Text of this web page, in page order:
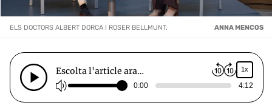
ELS DOCTORS ALBERT DORCA I ROSER BELLMUNT. ANNA MENCOS
Escolta l'article ara… 1x
0:00 4:12